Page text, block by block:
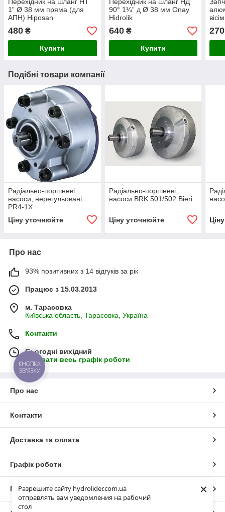
Разрешите сайту hydrolider.com.ua
отправлять вам уведомления на рабочий
стол
×
1" Ø 38 мм пряма (для
АПН) Hiposan
480 ₴
Купити
90° 1¼” д Ø 38 мм Onay
Hidrolik
640₴
Купити
270
Подібні товари компанії
Радіально-поршневі
насоси, нерегульовані
PR4-1X
Ціну уточнюйте
Радіально-поршневі
насоси BRK 501/502 Bieri
Ціну уточнюйте
Про нас
93% позитивних з 14 відгуків за рік
Працює з 15.03.2013
м. Тарасовка
Київська область, Тарасовка, Україна
Контакти
Сьогодні вихідний
Показати весь графік роботи
Про нас
Контакти
Доставка та оплата
Графік роботи
Повна версія сайту
КНОПКА
ЗВ'ЯЗКУ